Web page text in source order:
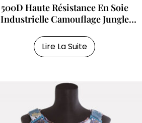
500D Haute Résistance En Soie
Industrielle Camouflage Jungle
Tissu Oxford
Lire La Suite